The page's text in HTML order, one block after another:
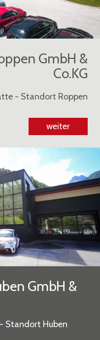
GmbH &
Co.KG
- Standort Roppen
weiter
GmbH &
Standort Huben